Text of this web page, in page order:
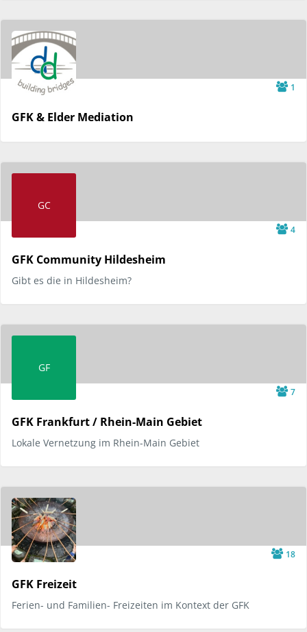
1
GFK & Elder Mediation
GC
4
GFK Community Hildesheim
Gibt es die in Hildesheim?
GF
7
GFK Frankfurt / Rhein-Main Gebiet
Lokale Vernetzung im Rhein-Main Gebiet
18
GFK Freizeit
Ferien- und Familien- Freizeiten im Kontext der GFK